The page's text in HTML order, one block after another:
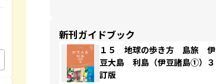
新刊ガイドブック
１５ 地球の歩き方 島旅 伊
豆大島 利島（伊豆諸島①）３
訂版